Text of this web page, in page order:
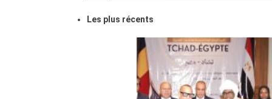
Les plus récents